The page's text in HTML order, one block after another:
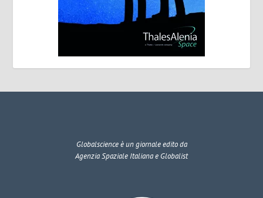
Globalscienceè un giornale edito da
Agenzia Spaziale Italiana e Globalist